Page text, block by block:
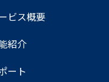
ビス概要
紹介
ート